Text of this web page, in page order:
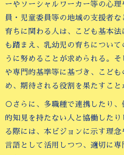
ーやソーシャルワーカー等の心
員・児童委員等の地域の支援者
育ちに関わる人は、こども基本
も踏まえ、乳幼児の育ちについ
うに努めることが求められる。
や専門的基準等に基づき、こど
め、期待される役割を果たすこと
○さらに、多職種で連携したり、
的知見を持たない人と協働した
る際には、本ビジョンに示す理
言語として活用しつつ、適切に